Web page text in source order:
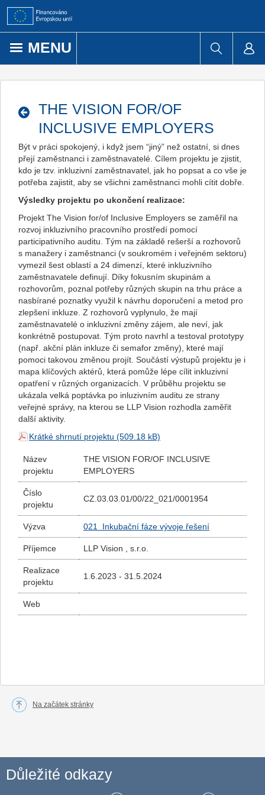
Přejít k obsahu
MENU
THE VISION FOR/OF
INCLUSIVE EMPLOYERS
Být v práci spokojený, i když jsem “jiný” než ostatní, si dnes
přejí zaměstnanci i zaměstnavatelé. Cílem projektu je zjistit,
kdo je tzv. inkluzivní zaměstnavatel, jak ho popsat a co vše je
potřeba zajistit, aby se všichni zaměstnanci mohli cítit dobře.
Výsledky projektu po ukončení realizace:
Projekt The Vision for/of Inclusive Employers se zaměřil na
rozvoj inkluzivního pracovního prostředí pomocí
participativního auditu. Tým na základě rešerší a rozhovorů
s manažery i zaměstnanci (v soukromém i veřejném sektoru)
vymezil šest oblastí a 24 dimenzí, které inkluzivního
zaměstnavatele definují. Díky fokusním skupinám a
rozhovorům, poznal potřeby různých skupin na trhu práce a
nasbírané poznatky využil k návrhu doporučení a metod pro
zlepšení inkluze. Z rozhovorů vyplynulo, že mají
zaměstnavatelé o inkluzivní změny zájem, ale neví, jak
konkrétně postupovat. Tým proto navrhl a testoval prototypy
(např. akční plán inkluze či semafor změny), které mají
pomoci takovou změnou projít. Součástí výstupů projektu je i
mapa klíčových aktérů, která pomůže lépe cílit inkluzivní
opatření v různých organizacích. V průběhu projektu se
ukázala velká poptávka po inluzivním auditu ze strany
veřejné správy, na kterou se LLP Vision rozhodla zaměřit
další aktivity.
Krátké shrnutí projektu
Název
projektu
THE VISION FOR/OF INCLUSIVE
EMPLOYERS
Číslo
projektu
CZ.03.03.01/00/22_021/0001954
Výzva 021 Inkubační fáze vývoje řešení
Příjemce LLP Vision , s.r.o.
Realizace
projektu
1.6.2023 - 31.5.2024
Web
Na začátek stránky
Důležité odkazy